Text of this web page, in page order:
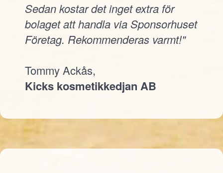
Sedan kostar det inget extra för
bolaget att handla via Sponsorhuset
Företag. Rekommenderas varmt!"
Tommy Ackås,
Kicks kosmetikkedjan AB